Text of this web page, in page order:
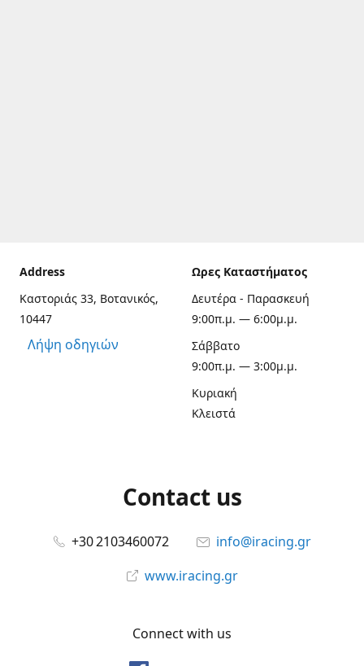
Address
Καστοριάς 33, Βοτανικός,
10447
Λήψη οδηγιών
Ωρες Καταστήματος
Δευτέρα - Παρασκευή
9:00π.μ. — 6:00μ.μ.
Σάββατο
9:00π.μ. — 3:00μ.μ.
Κυριακή
Κλειστά
Contact us
+30 2103460072
info@iracing.gr
www.iracing.gr
Connect with us